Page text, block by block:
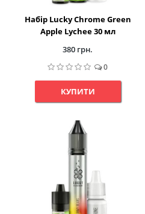
Набір Lucky Chrome Green
Apple Lychee 30 мл
380 грн.
0
КУПИТИ